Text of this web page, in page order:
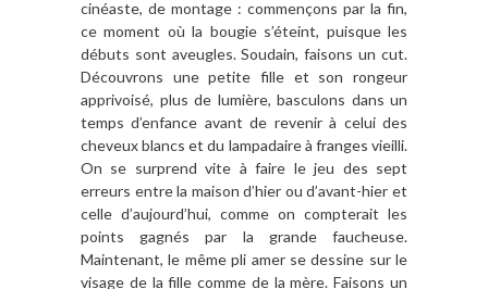
cinéaste, de montage : commençons par la fin,
ce moment où la bougie s’éteint, puisque les
débuts sont aveugles. Soudain, faisons un cut.
Découvrons une petite fille et son rongeur
apprivoisé, plus de lumière, basculons dans un
temps d’enfance avant de revenir à celui des
cheveux blancs et du lampadaire à franges vieilli.
On se surprend vite à faire le jeu des sept
erreurs entre la maison d’hier ou d’avant-hier et
celle d’aujourd’hui, comme on compterait les
points gagnés par la grande faucheuse.
Maintenant, le même pli amer se dessine sur le
visage de la fille comme de la mère. Faisons un